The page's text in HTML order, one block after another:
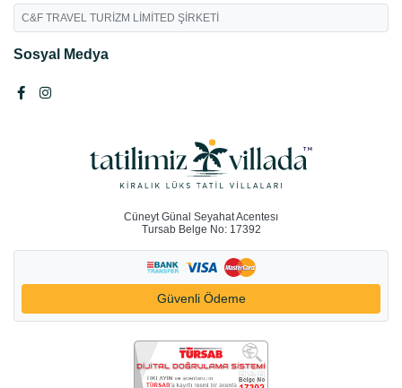
C&F TRAVEL TURİZM LİMİTED ŞİRKETİ
Sosyal Medya
Cüneyt Günal Seyahat Acentesı
Tursab Belge No: 17392
Güvenli Ödeme